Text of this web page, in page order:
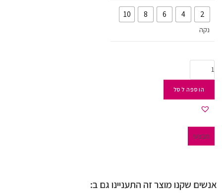
מבצע!
2
4
6
8
10
נקה
הוספה לסל
אנשים שקנו מוצר זה התעניינו גם ב: